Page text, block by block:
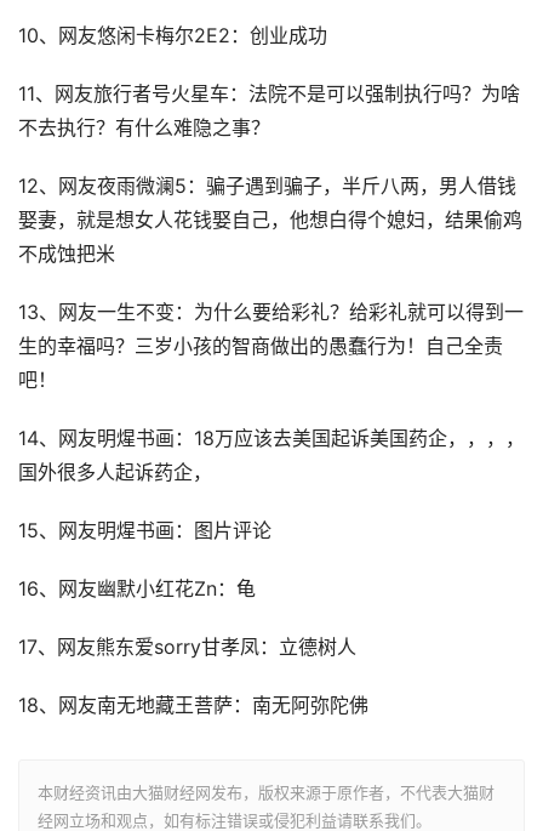
10、网友悠闲卡梅尔2E2：创业成功
11、网友旅行者号火星车：法院不是可以强制执行吗？为啥
不去执行？有什么难隐之事？
12、网友夜雨微澜5：骗子遇到骗子，半斤八两，男人借钱
娶妻，就是想女人花钱娶自己，他想白得个媳妇，结果偷鸡
不成蚀把米
13、网友一生不变：为什么要给彩礼？给彩礼就可以得到一
生的幸福吗？三岁小孩的智商做出的愚蠢行为！自己全责
吧！
14、网友明煋书画：18万应该去美国起诉美国药企，，，，
国外很多人起诉药企，
15、网友明煋书画：图片评论
16、网友幽默小红花Zn：龟
17、网友熊东爱sorry甘孝凤：立德树人
18、网友南无地藏王菩萨：南无阿弥陀佛
本财经资讯由大猫财经网发布，版权来源于原作者，不代表大猫财
经网立场和观点，如有标注错误或侵犯利益请联系我们。